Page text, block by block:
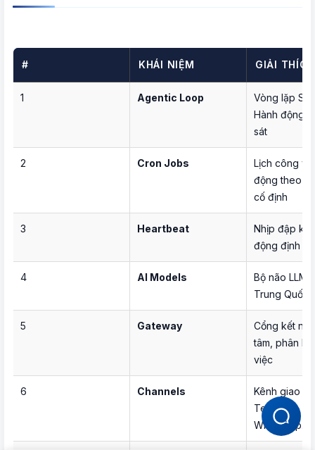
# KHÁI NIỆM GIẢI
1 Agentic Loop
Vòng lặp
Hành động
sát
2 Cron Jobs
Lịch công
động theo
cố định
3 Heartbeat
Nhịp đập
động định kỳ
4 AI Models
Bộ não LLM:
Trung Quốc
5 Gateway
Cổng kết nối
tâm, phân
việc
6 Channels
Kênh giao
Telegram,
WhatsApp…